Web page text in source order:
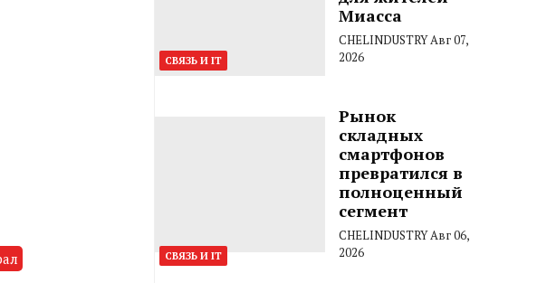
СВЯЗЬ И IT
Миасса
CHELINDUSTRYАвг 07,
2026
СВЯЗЬ И IT
Рынок
складных
смартфонов
превратился в
полноценный
сегмент
CHELINDUSTRYАвг 06,
2026